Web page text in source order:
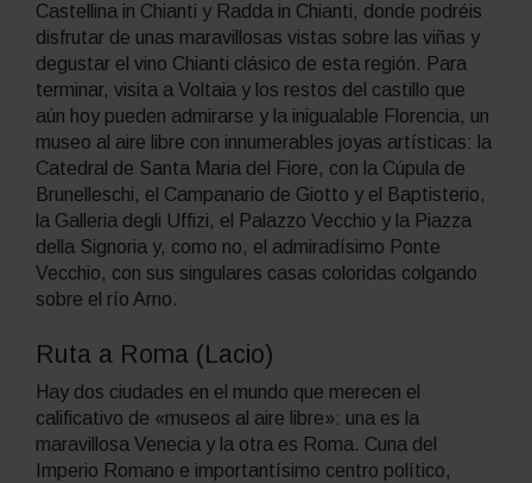
Castellina in Chianti y Radda in Chianti, donde podréis
disfrutar de unas maravillosas vistas sobre las viñas y
degustar el vino Chianti clásico de esta región. Para
terminar, visita a Voltaia y los restos del castillo que
aún hoy pueden admirarse y la inigualable Florencia, un
museo al aire libre con innumerables joyas artísticas: la
Catedral de Santa Maria del Fiore, con la Cúpula de
Brunelleschi, el Campanario de Giotto y el Baptisterio,
la Galleria degli Uffizi, el Palazzo Vecchio y la Piazza
della Signoria y, como no, el admiradísimo Ponte
Vecchio, con sus singulares casas coloridas colgando
sobre el río Arno.
Ruta a Roma (Lacio)
Hay dos ciudades en el mundo que merecen el
calificativo de «museos al aire libre»: una es la
maravillosa Venecia y la otra es Roma. Cuna del
Imperio Romano e importantísimo centro político,